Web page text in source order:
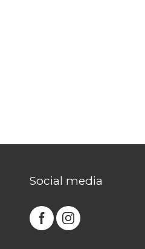
Social media